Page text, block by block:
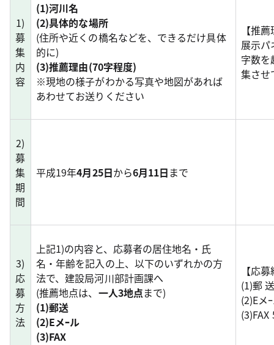
1)
募
集
内
容
(1)河川名
(2)具体的な場所
(住所や近くの橋名などを、できるだけ具体
的に)
(3)推薦理由(70字程度)
※現地の様子がわかる写真や地図があれば
あわせてお送りください
【推
展示パ
字数を
集させ
2)
募
集
期
間
平成19年4月25日から6月11日 まで
3)
応
募
方
法
上記1)の内容と、応募者の居住地名・氏
名・年齢を記入の上、以下のいずれかの方
法で、建設局河川部計画課へ
(推薦地点は、 一人3地点まで)
(1)郵送
(2)Eメｰル
(3)FAX
【応
(1)郵
(2)Eメ
(3)FAX